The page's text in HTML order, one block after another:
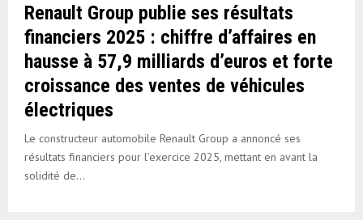
Renault Group publie ses résultats
financiers 2025 : chiffre d’affaires en
hausse à 57,9 milliards d’euros et forte
croissance des ventes de véhicules
électriques
Le constructeur automobile Renault Group a annoncé ses
résultats financiers pour l’exercice 2025, mettant en avant la
solidité de...